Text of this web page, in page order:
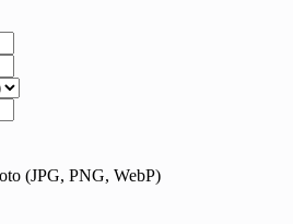
(JPG, PNG, WebP)